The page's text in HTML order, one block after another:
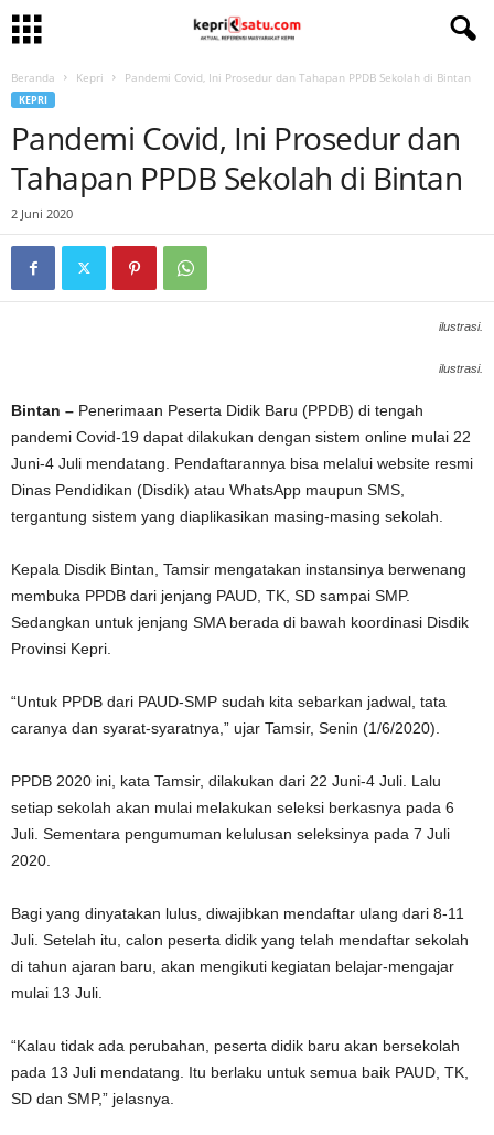
Beranda Kepri Pandemi Covid, Ini Prosedur dan Tahapan PPDB Sekolah di Bintan
KEPRI
Pandemi Covid, Ini Prosedur dan
Tahapan PPDB Sekolah di Bintan
2 Juni 2020
ilustrasi.
ilustrasi.
Bintan – Penerimaan Peserta Didik Baru (PPDB) di tengah
pandemi Covid-19 dapat dilakukan dengan sistem online mulai 22
Juni-4 Juli mendatang. Pendaftarannya bisa melalui website resmi
Dinas Pendidikan (Disdik) atau WhatsApp maupun SMS,
tergantung sistem yang diaplikasikan masing-masing sekolah.
Kepala Disdik Bintan, Tamsir mengatakan instansinya berwenang
membuka PPDB dari jenjang PAUD, TK, SD sampai SMP.
Sedangkan untuk jenjang SMA berada di bawah koordinasi Disdik
Provinsi Kepri.
“Untuk PPDB dari PAUD-SMP sudah kita sebarkan jadwal, tata
caranya dan syarat-syaratnya,” ujar Tamsir, Senin (1/6/2020).
PPDB 2020 ini, kata Tamsir, dilakukan dari 22 Juni-4 Juli. Lalu
setiap sekolah akan mulai melakukan seleksi berkasnya pada 6
Juli. Sementara pengumuman kelulusan seleksinya pada 7 Juli
2020.
Bagi yang dinyatakan lulus, diwajibkan mendaftar ulang dari 8-11
Juli. Setelah itu, calon peserta didik yang telah mendaftar sekolah
di tahun ajaran baru, akan mengikuti kegiatan belajar-mengajar
mulai 13 Juli.
“Kalau tidak ada perubahan, peserta didik baru akan bersekolah
pada 13 Juli mendatang. Itu berlaku untuk semua baik PAUD, TK,
SD dan SMP,” jelasnya.